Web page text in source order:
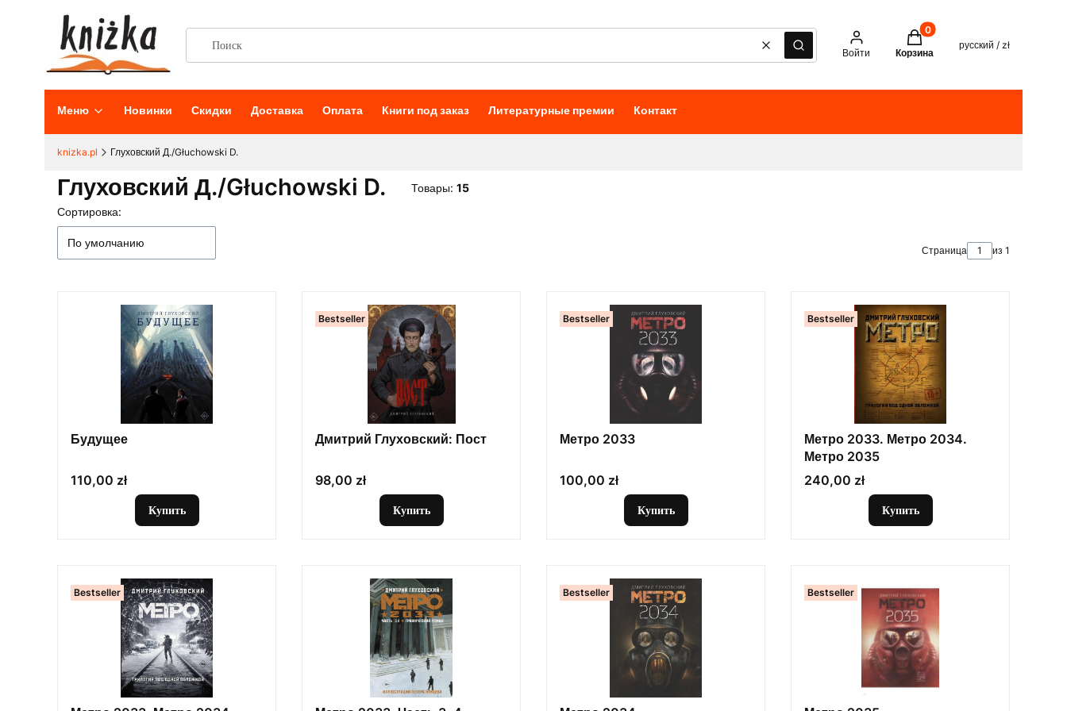
ОчиститьПоиск Войти
Товары в корзине: 0. See
Корзина
русский / zł
Меню Новинки Скидки Доставка Оплата Книги под заказ Литературные премии Контакт
knizka.pl Глуховский Д./Głuchowski D.
Глуховский Д./Głuchowski D. Товары: 15
Список товаров
Сортировка:
По умолчанию
Страница из 1
Будущее
Цена
110,00 zł
Купить
Bestseller
Дмитрий Глуховский: Пост
Цена
98,00 zł
Купить
Bestseller
Метро 2033
Цена
100,00 zł
Купить
Bestseller
Метро 2033. Метро 2034.
Метро 2035
Цена
240,00 zł
Купить
Bestseller Bestseller Bestseller